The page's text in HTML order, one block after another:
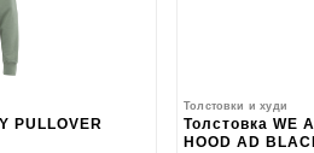
PULLOVER
Толстовки и худи
Толстовка WE
HOOD AD